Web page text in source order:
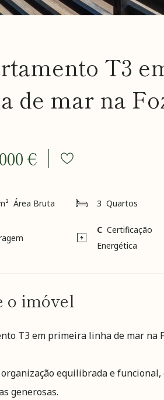
T3
de mar na
€
Área Bruta 3 Quartos
C Certificação
Energética
o imóvel
T3 em primeira linha de mar na
organização equilibrada e
generosas.